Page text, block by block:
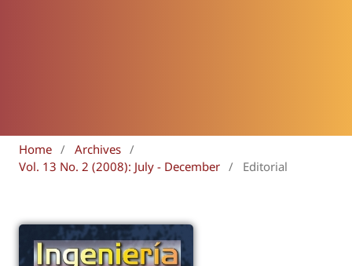
Home / Archives /
Vol. 13 No. 2 (2008): July - December / Editorial